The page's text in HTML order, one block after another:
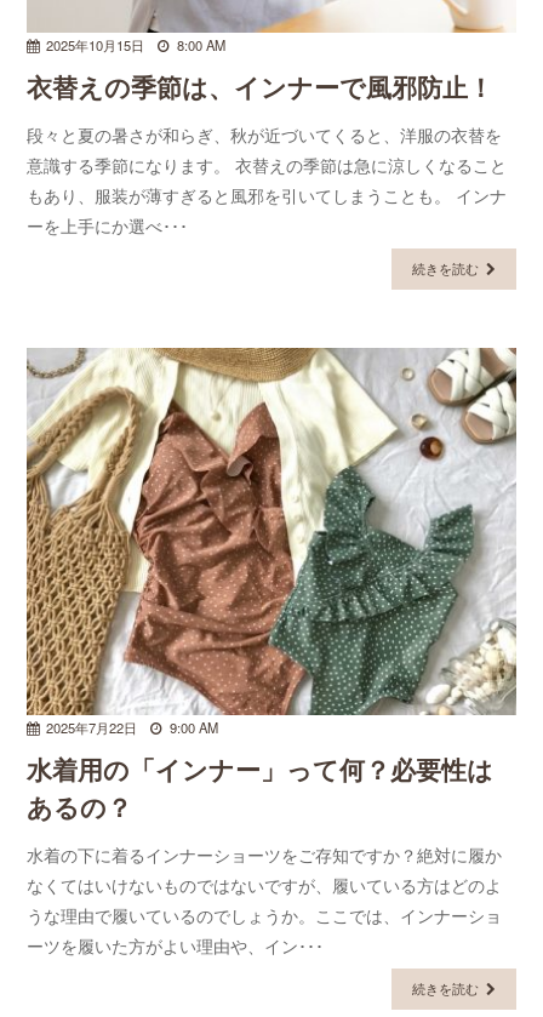
2025年10月15日 8:00 AM
衣替えの季節は、インナーで風邪防止！
段々と夏の暑さが和らぎ、秋が近づいてくると、洋服の衣替を
意識する季節になります。 衣替えの季節は急に涼しくなること
もあり、服装が薄すぎると風邪を引いてしまうことも。 インナ
ーを上手にか選べ･･･
続きを読む
2025年7月22日 9:00 AM
水着用の「インナー」って何？必要性は
あるの？
水着の下に着るインナーショーツをご存知ですか？絶対に履か
なくてはいけないものではないですが、履いている方はどのよ
うな理由で履いているのでしょうか。ここでは、インナーショ
ーツを履いた方がよい理由や、イン･･･
続きを読む